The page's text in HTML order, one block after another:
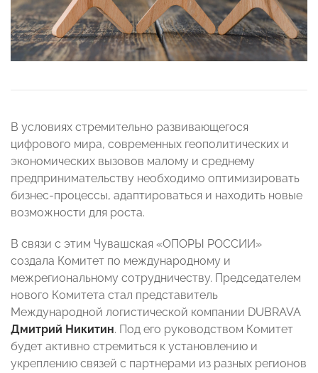
В условиях стремительно развивающегося
цифрового мира, современных геополитических и
экономических вызовов малому и среднему
предпринимательству необходимо оптимизировать
бизнес-процессы, адаптироваться и находить новые
возможности для роста.
В связи с этим Чувашская «ОПОРЫ РОССИИ»
создала Комитет по международному и
межрегиональному сотрудничеству. Председателем
нового Комитета стал представитель
Международной логистической компании DUBRAVA
Дмитрий Никитин. Под его руководством Комитет
будет активно стремиться к установлению и
укреплению связей с партнерами из разных регионов